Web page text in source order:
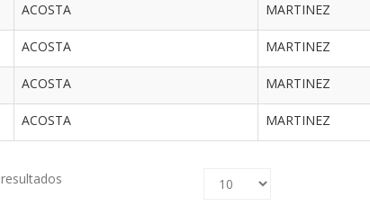
ACOSTA MARTINEZ
ACOSTA MARTINEZ
ACOSTA MARTINEZ
ACOSTA MARTINEZ
resultados